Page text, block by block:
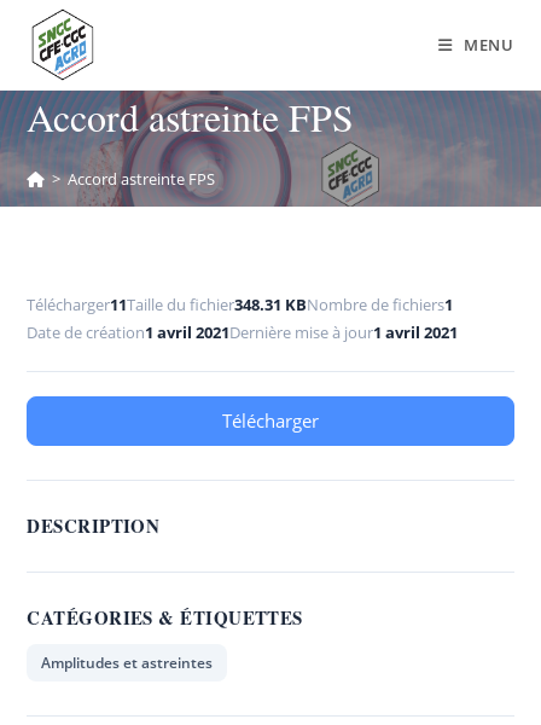
MENU
Accord astreinte FPS
> Accord astreinte FPS
Télécharger11Taille du fichier348.31 KBNombre de fichiers1
Date de création1 avril 2021Dernière mise à jour1 avril 2021
Télécharger
DESCRIPTION
CATÉGORIES & ÉTIQUETTES
Amplitudes et astreintes